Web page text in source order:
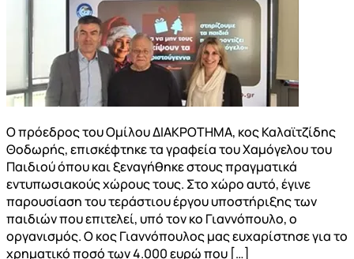
Ο πρόεδρος του Ομίλου ΔΙΑΚΡΟΤΗΜΑ, κος Καλαϊτζίδης
Θοδωρής, επισκέφτηκε τα γραφεία του Χαμόγελου του
Παιδιού όπου και ξεναγήθηκε στους πραγματικά
εντυπωσιακούς χώρους τους. Στο χώρο αυτό, έγινε
παρουσίαση του τεράστιου έργου υποστήριξης των
παιδιών που επιτελεί, υπό τον κο Γιαννόπουλο, ο
οργανισμός. Ο κος Γιαννόπουλος μας ευχαρίστησε για το
χρηματικό ποσό των 4.000 ευρώ που […]